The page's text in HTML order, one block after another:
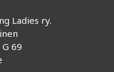
Ladies ry.
69